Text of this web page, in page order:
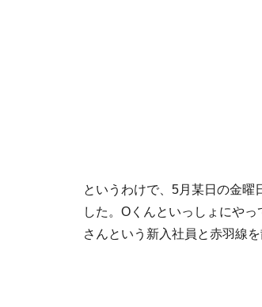
というわけで、5月某日の金曜
した。Oくんといっしょにや
さんという新入社員と赤羽線